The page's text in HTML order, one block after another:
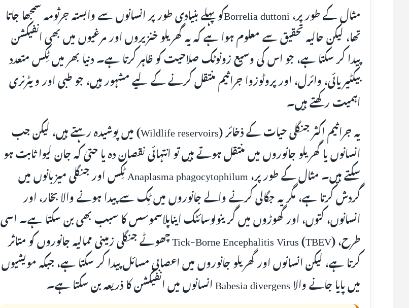
مثال کے طور پر، Borrelia duttoniکو پہلے بنیادی طور پر انسانوں سے وابستہ جرثومہ سمجھا جاتا
تھا، لیکن حالیہ تحقیق سے معلوم ہوا ہے کہ یہ گھریلو خنزیروں اور مرغیوں میں بھی انفیکشن
پیدا کر سکتا ہے، جو اس کی وسیع زونوٹک صلاحیت کو ظاہر کرتا ہے۔ دنیا بھر میں ٹِکس متعدد
بیکٹیریائی، وائرل، اور پروٹوزوا جراثیم منتقل کرنے کے لیے مشہور ہیں، جو طبی اور ویٹرنری
اہمیت رکھتے ہیں۔
یہ جراثیم اکثر جنگلی حیات کے ذخائر (Wildlife reservoirs) میں پوشیدہ رہتے ہیں، لیکن جب
انسانوں یا گھریلو جانوروں میں منتقل ہوتے ہیں تو انتہائی نقصان دہ یا حتیٰ کہ جان لیوا ثابت ہو
سکتے ہیں۔ مثال کے طور پر، Anaplasma phagocytophilum ٹِکس اور جنگلی میزبانوں میں
گردش کرتا ہے، مگر یہ جگالی کرنے والے جانوروں میں ٹِک سے پیدا ہونے والا بخار، اور
انسانوں، کتوں، اور گھوڑوں میں گرینولوسائٹک ایناپلاسموسس کا سبب بھی بن سکتا ہے۔ اسی
طرح، Tick-Borne Encephalitis Virus (TBEV) چھوٹے جنگلی زمینی ممالیہ جانوروں کو متاثر
کرتا ہے، لیکن انسانوں اور گھریلو جانوروں میں اعصابی مسائل پیدا کر سکتا ہے، جبکہ مویشیوں
میں پایا جانے والا Babesia divergens انسانوں میں انفیکشن کا ذریعہ بن سکتا ہے۔